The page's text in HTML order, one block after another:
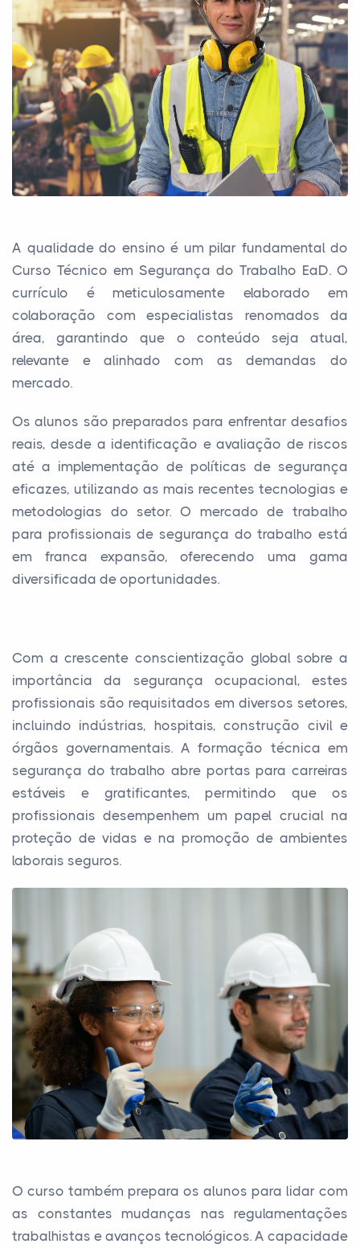
A qualidade do ensino é um pilar fundamental do
Curso Técnico em Segurança do Trabalho EaD. O
currículo é meticulosamente elaborado em
colaboração com especialistas renomados da
área, garantindo que o conteúdo seja atual,
relevante e alinhado com as demandas do
mercado.
Os alunos são preparados para enfrentar desafios
reais, desde a identificação e avaliação de riscos
até a implementação de políticas de segurança
eficazes, utilizando as mais recentes tecnologias e
metodologias do setor. O mercado de trabalho
para profissionais de segurança do trabalho está
em franca expansão, oferecendo uma gama
diversificada de oportunidades.
Com a crescente conscientização global sobre a
importância da segurança ocupacional, estes
profissionais são requisitados em diversos setores,
incluindo indústrias, hospitais, construção civil e
órgãos governamentais. A formação técnica em
segurança do trabalho abre portas para carreiras
estáveis e gratificantes, permitindo que os
profissionais desempenhem um papel crucial na
proteção de vidas e na promoção de ambientes
laborais seguros.
O curso também prepara os alunos para lidar com
as constantes mudanças nas regulamentações
trabalhistas e avanços tecnológicos. A capacidade